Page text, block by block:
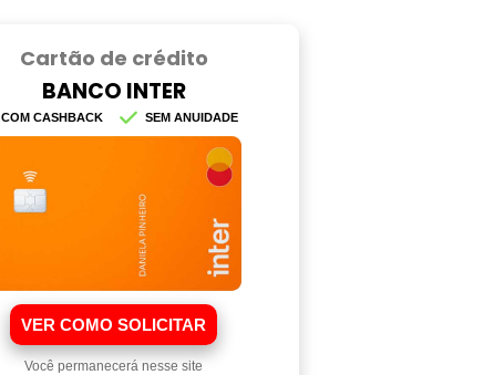
Cartão de crédito
BANCO INTER
COM CASHBACK SEM ANUIDADE
VER COMO SOLICITAR
Você permanecerá nesse site